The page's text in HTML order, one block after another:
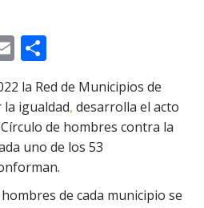
E
m
ai
l
o
m
p
ar
ti
la Red de Municipios de
igualdad, desarrolla el acto
de hombres contra la
uno de los 53
de cada municipio se